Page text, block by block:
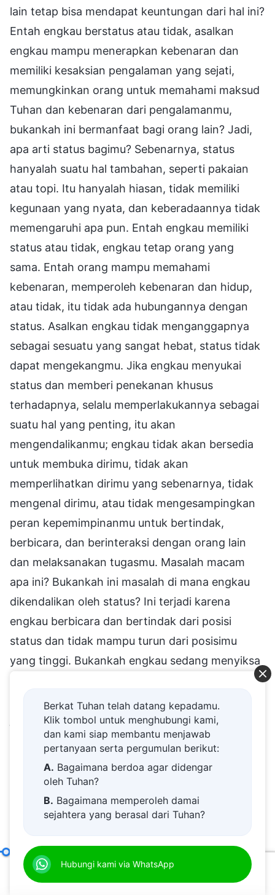
lain tetap bisa mendapat keuntungan dari hal ini?
Entah engkau berstatus atau tidak, asalkan
engkau mampu menerapkan kebenaran dan
memiliki kesaksian pengalaman yang sejati,
memungkinkan orang untuk memahami maksud
Tuhan dan kebenaran dari pengalamanmu,
bukankah ini bermanfaat bagi orang lain? Jadi,
apa arti status bagimu? Sebenarnya, status
hanyalah suatu hal tambahan, seperti pakaian
atau topi. Itu hanyalah hiasan, tidak memiliki
kegunaan yang nyata, dan keberadaannya tidak
memengaruhi apa pun. Entah engkau memiliki
status atau tidak, engkau tetap orang yang
sama. Entah orang mampu memahami
kebenaran, memperoleh kebenaran dan hidup,
atau tidak, itu tidak ada hubungannya dengan
status. Asalkan engkau tidak menganggapnya
sebagai sesuatu yang sangat hebat, status tidak
dapat mengekangmu. Jika engkau menyukai
status dan memberi penekanan khusus
terhadapnya, selalu memperlakukannya sebagai
suatu hal yang penting, itu akan
mengendalikanmu; engkau tidak akan bersedia
untuk membuka dirimu, tidak akan
memperlihatkan dirimu yang sebenarnya, tidak
mengenal dirimu, atau tidak mengesampingkan
peran kepemimpinanmu untuk bertindak,
berbicara, dan berinteraksi dengan orang lain
dan melaksanakan tugasmu. Masalah macam
apa ini? Bukankah ini masalah di mana engkau
dikendalikan oleh status? Ini terjadi karena
engkau berbicara dan bertindak dari posisi
status dan tidak mampu turun dari posisimu
yang tinggi. Bukankah engkau sedang menyiksa
engkau benar-benar memahami kebenaran, dan
jika engkau mampu memiliki status tanpa
berperilaku seperti yang engkau lakukan, tetapi
berfokus pada bagaimana melaksanakan
tugasmu dengan baik, melakukan segala sesuatu
yang harus kaulakukan dan memenuhi tugas
yang harus kaupenuhi, dan jika engkau melihat
biasa, apakah engkau tidak akan dibatasi oleh
status? Jika engkau tidak dikekang oleh status
Berkat Tuhan telah datang kepadamu.
Klik tombol untuk menghubungi kami,
dan kami siap membantu menjawab
pertanyaan serta pergumulan berikut:
A. Bagaimana berdoa agar didengar
oleh Tuhan?
B. Bagaimana memperoleh damai
sejahtera yang berasal dari Tuhan?
D.
dekat kepada Tuhan.
E.Bagaimana menyambut kedatangan
Hubungi kami via WhatsApp